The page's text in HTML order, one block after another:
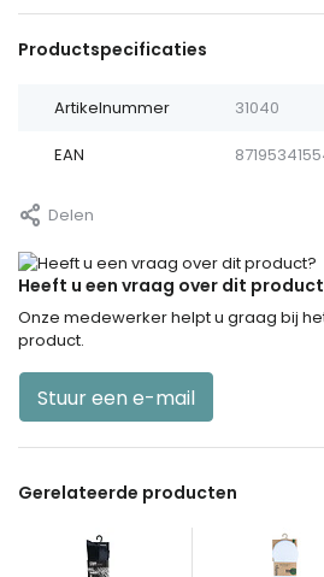
Productspecificaties
Artikelnummer 31040
EAN
Delen
Heeft u een vraag over dit
Onze medewerker helpt u graag bij
product.
Stuur een e-mail
Gerelateerde producten